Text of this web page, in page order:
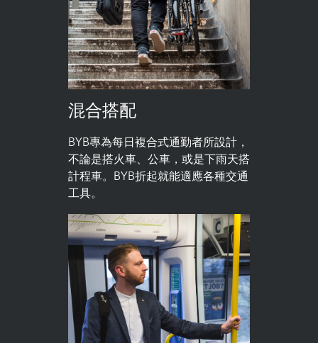
混合搭配
BYB專為每日複合式通勤者所設計，
不論是搭火車、公車，或是下雨天搭
計程車。BYB折起就能適應各種交通
工具。